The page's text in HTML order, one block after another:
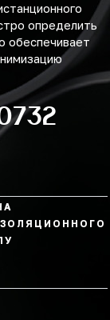
определить
обеспечивает